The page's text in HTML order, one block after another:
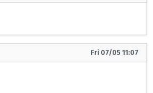
Fri 07/05 11:07